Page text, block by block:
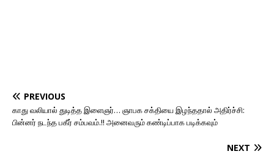
PREVIOUS
காது வலியால் துடித்த இளைஞர்… ஞாபக சக்தியை இழந்ததால் அதிர்ச்சி:
பின்னர் நடந்த பகீர் சம்பவம்.!! அனைவரும் கண்டிப்பாக படிக்கவும்
NEXT